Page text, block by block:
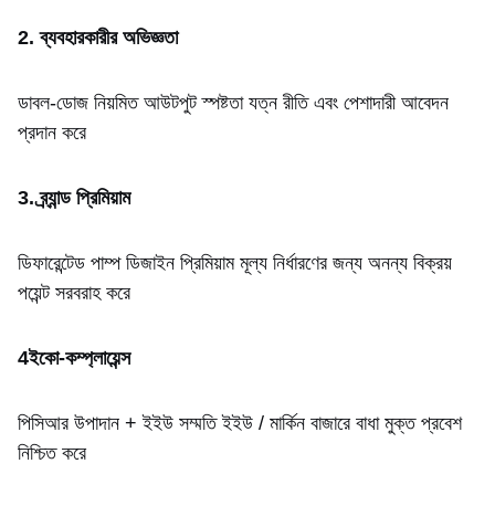
2. ব্যবহারকারীর অভিজ্ঞতা
ডাবল-ডোজ নিয়মিত আউটপুট স্পষ্টতা যত্ন রীতি এবং পেশাদারী আবেদন
প্রদান করে
3. ব্র্যান্ড প্রিমিয়াম
ডিফারেন্টেড পাম্প ডিজাইন প্রিমিয়াম মূল্য নির্ধারণের জন্য অনন্য বিক্রয়
পয়েন্ট সরবরাহ করে
4ইকো-কম্প্লায়েন্স
পিসিআর উপাদান + ইইউ সম্মতি ইইউ / মার্কিন বাজারে বাধা মুক্ত প্রবেশ
নিশ্চিত করে